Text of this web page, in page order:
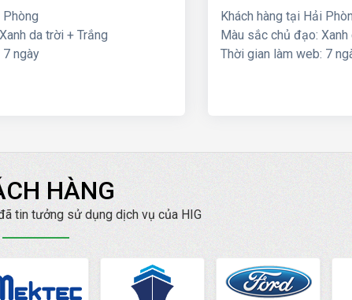
Phòng
da trời + Trắng
ngày
Khách hàng tại Hải
Màu sắc chủ đạo: Xanh
Thời gian làm web: 7
HÀNG
tin tưởng sử dụng dịch vụ của HIG